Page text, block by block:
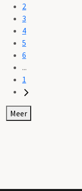
2
3
4
5
6
...
1
Meer